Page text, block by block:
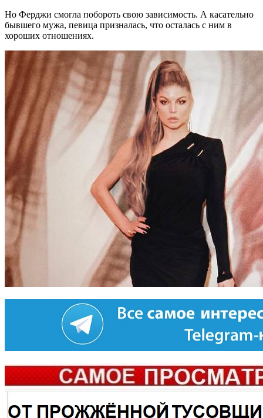
Но Ферджи смогла побороть свою зависимость. А касательно
бывшего мужа, певица призналась, что осталась с ним в
хороших отношениях.